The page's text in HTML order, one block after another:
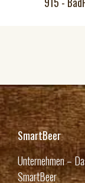
SmartBeer
Unternehmen –
SmartBeer